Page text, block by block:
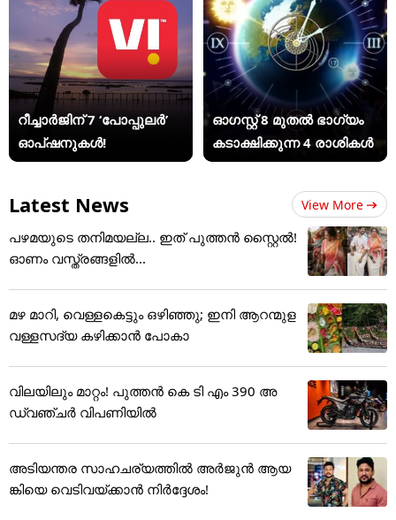
റീച്ചാർജിന് 7 ‘പോപ്പുലർ’
ഓപ്ഷനുകൾ!
ഓഗസ്റ്റ് 8 മുതൽ ഭാഗ്യം
കടാക്ഷിക്കുന്ന 4 രാശികൾ
Latest News View More
പഴമയുടെ തനിമയല്ല.. ഇത് പുത്തൻ സ്റ്റൈൽ!
ഓണം വസ്ത്രങ്ങളിൽ...
മഴ മാറി, വെള്ളകെട്ടും ഒഴിഞ്ഞു; ഇനി ആറന്മുള
വള്ളസദ്യ കഴിക്കാൻ പോകാ
വിലയിലും മാറ്റം! പുത്തൻ കെ ടി എം 390 അ
ഡ്വഞ്ചർ വിപണിയിൽ
അടിയന്തര സാഹചര്യത്തിൽ അർജുൻ ആയ
ങ്കിയെ വെടിവയ്ക്കാൻ നിർദ്ദേശം!